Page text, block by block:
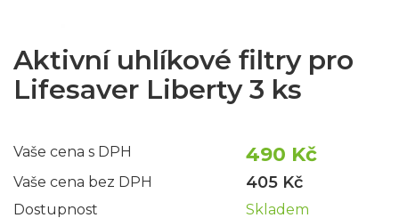
Aktivní uhlíkové filtry pro
Lifesaver Liberty 3 ks
Vaše cena s DPH 490 Kč
Vaše cena bez DPH 405 Kč
Dostupnost
Skladem